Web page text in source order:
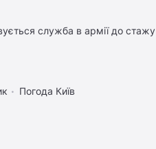
служба в армії до стажу
Погода Київ